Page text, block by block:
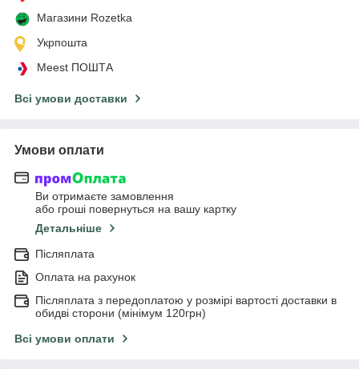
Магазини Rozetka
Укрпошта
Meest ПОШТА
Всі умови доставки
Умови оплати
Ви отримаєте замовлення
або гроші повернуться на вашу картку
Детальніше
Післяплата
Оплата на рахунок
Післяплата з передоплатою у розмірі вартості доставки в
обидві сторони (мінімум 120грн)
Всі умови оплати